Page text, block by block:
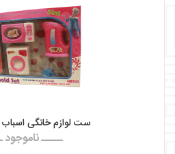
ست لوازم خانگی اسباب
ـــــ ناموجود